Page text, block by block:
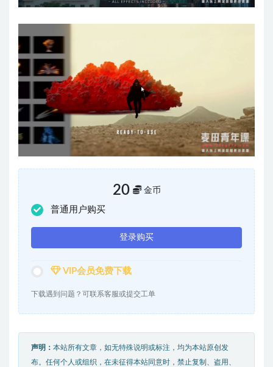
20 金币
普通用户购买
登录购买
VIP会员免费下载
下载遇到问题？可联系客服或提交工单
声明： 本站所有文章，如无特殊说明或标注，均为本站原创发
布。任何个人或组织，在未征得本站同意时，禁止复制、盗用、